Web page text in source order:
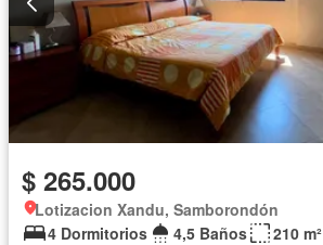
$ 265.000
Lotizacion Xandu, Samborondón
4 Dormitorios
4,5 Baños
210 m²